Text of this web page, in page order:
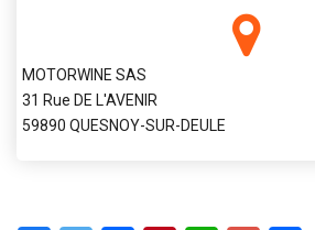
MOTORWINE SAS
31 Rue DE L'AVENIR
59890 QUESNOY-SUR-DEULE